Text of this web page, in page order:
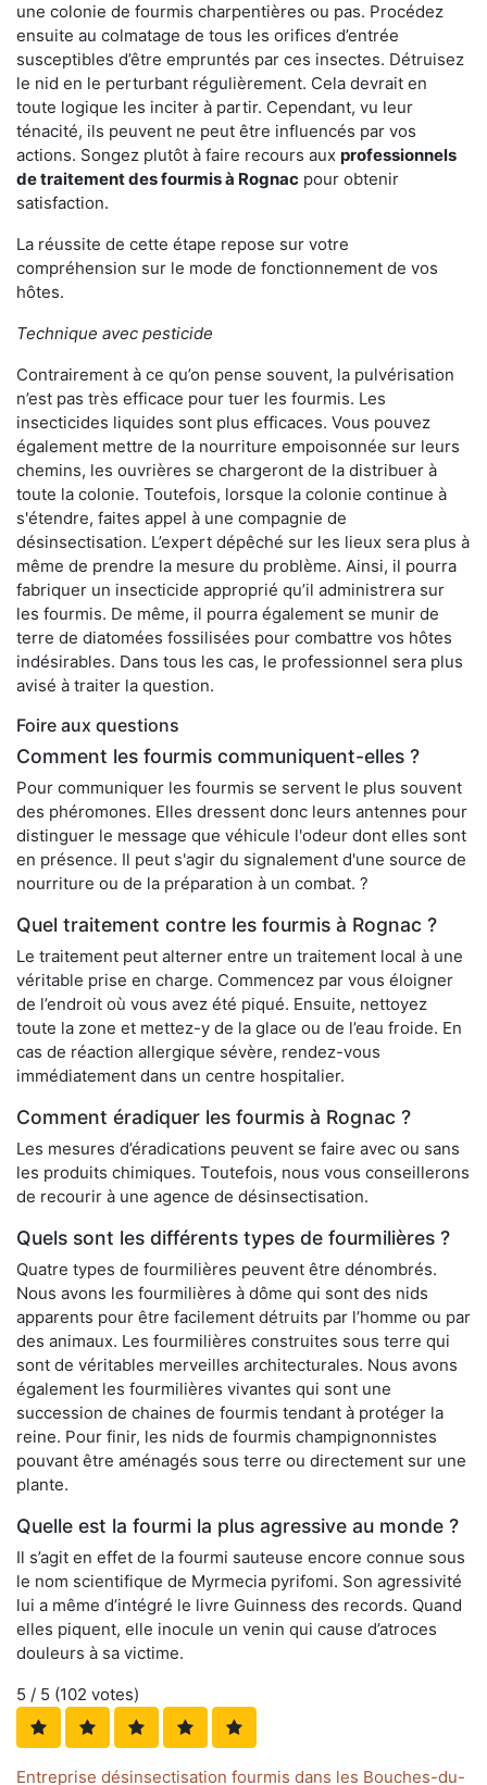
une colonie de fourmis charpentières ou pas. Procédez
ensuite au colmatage de tous les orifices d’entrée
susceptibles d’être empruntés par ces insectes. Détruisez
le nid en le perturbant régulièrement. Cela devrait en
toute logique les inciter à partir. Cependant, vu leur
ténacité, ils peuvent ne peut être influencés par vos
actions. Songez plutôt à faire recours aux professionnels
de traitement des fourmis à Rognac pour obtenir
satisfaction.
La réussite de cette étape repose sur votre
compréhension sur le mode de fonctionnement de vos
hôtes.
Technique avec pesticide
Contrairement à ce qu’on pense souvent, la pulvérisation
n’est pas très efficace pour tuer les fourmis. Les
insecticides liquides sont plus efficaces. Vous pouvez
également mettre de la nourriture empoisonnée sur leurs
chemins, les ouvrières se chargeront de la distribuer à
toute la colonie. Toutefois, lorsque la colonie continue à
s'étendre, faites appel à une compagnie de
désinsectisation. L’expert dépêché sur les lieux sera plus à
même de prendre la mesure du problème. Ainsi, il pourra
fabriquer un insecticide approprié qu’il administrera sur
les fourmis. De même, il pourra également se munir de
terre de diatomées fossilisées pour combattre vos hôtes
indésirables. Dans tous les cas, le professionnel sera plus
avisé à traiter la question.
Foire aux questions
Comment les fourmis communiquent-elles ?
Pour communiquer les fourmis se servent le plus souvent
des phéromones. Elles dressent donc leurs antennes pour
distinguer le message que véhicule l'odeur dont elles sont
en présence. Il peut s'agir du signalement d'une source de
nourriture ou de la préparation à un combat. ?
Quel traitement contre les fourmis à Rognac ?
Le traitement peut alterner entre un traitement local à une
véritable prise en charge. Commencez par vous éloigner
de l’endroit où vous avez été piqué. Ensuite, nettoyez
toute la zone et mettez-y de la glace ou de l’eau froide. En
cas de réaction allergique sévère, rendez-vous
immédiatement dans un centre hospitalier.
Comment éradiquer les fourmis à Rognac ?
Les mesures d’éradications peuvent se faire avec ou sans
les produits chimiques. Toutefois, nous vous conseillerons
de recourir à une agence de désinsectisation.
Quels sont les différents types de fourmilières ?
Quatre types de fourmilières peuvent être dénombrés.
Nous avons les fourmilières à dôme qui sont des nids
apparents pour être facilement détruits par l’homme ou par
des animaux. Les fourmilières construites sous terre qui
sont de véritables merveilles architecturales. Nous avons
également les fourmilières vivantes qui sont une
succession de chaines de fourmis tendant à protéger la
reine. Pour finir, les nids de fourmis champignonnistes
pouvant être aménagés sous terre ou directement sur une
plante.
Quelle est la fourmi la plus agressive au monde ?
Il s’agit en effet de la fourmi sauteuse encore connue sous
le nom scientifique de Myrmecia pyrifomi. Son agressivité
lui a même d’intégré le livre Guinness des records. Quand
elles piquent, elle inocule un venin qui cause d’atroces
douleurs à sa victime.
5 / 5 (102 votes)
Entreprise désinsectisation fourmis dans les Bouches-du-